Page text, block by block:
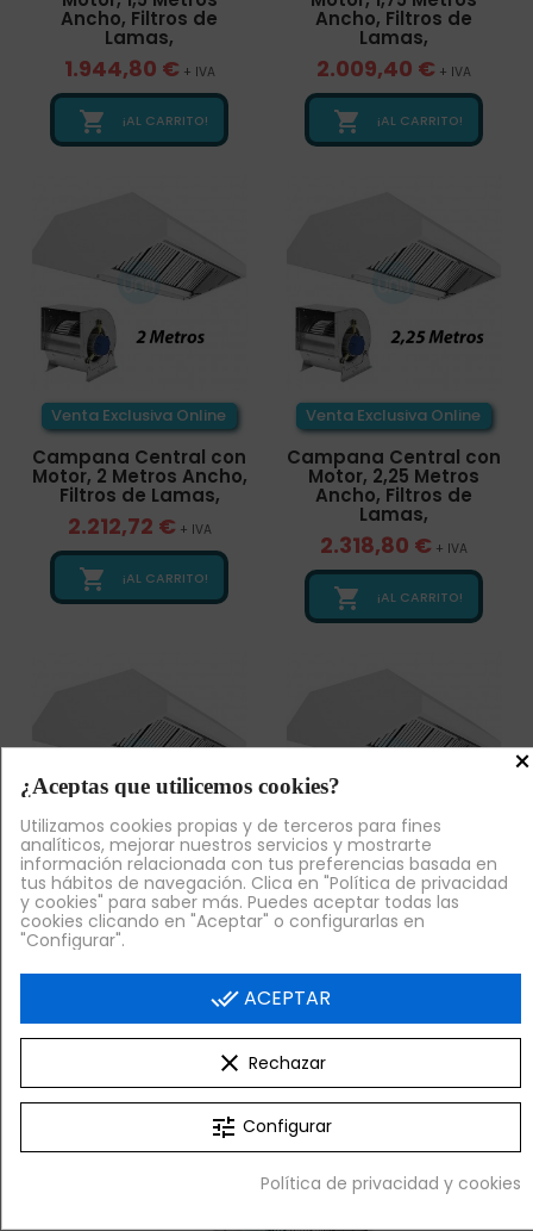
Ancho, Filtros de
Lamas,
1.944,80 € + IVA
 ¡AL CARRITO!
Ancho, Filtros de
Lamas,
2.009,40 € + IVA
 ¡AL CARRITO!
Venta Exclusiva Online
Campana Central con
Motor, 2 Metros Ancho,
Filtros de Lamas,
2.212,72 € + IVA
 ¡AL CARRITO!
Venta Exclusiva Online
Campana Central con
Motor, 2,25 Metros
Ancho, Filtros de
Lamas,
2.318,80 € + IVA
 ¡AL CARRITO!
Venta Exclusiva Online
Campana Central con
Motor, 2,5 Metros
Ancho, Filtros de
2.529,60 € + IVA
Venta Exclusiva Online
Campana Central con
Ancho, Filtros de
2.847,84 € + IVA
×
¿Aceptas que utilicemos cookies?
Utilizamos cookies propias y de terceros para fines
analíticos, mejorar nuestros servicios y mostrarte
información relacionada con tus preferencias basada en
tus hábitos de navegación. Clica en "Política de privacidad
y cookies" para saber más. Puedes aceptar todas las
cookies clicando en "Aceptar" o configurarlas en
"Configurar".
done_all ACEPTAR
clear Rechazar
tune Configurar
Política de privacidad y cookies